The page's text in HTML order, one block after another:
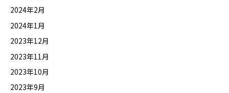
2024年2月
2024年1月
2023年12月
2023年11月
2023年10月
2023年9月